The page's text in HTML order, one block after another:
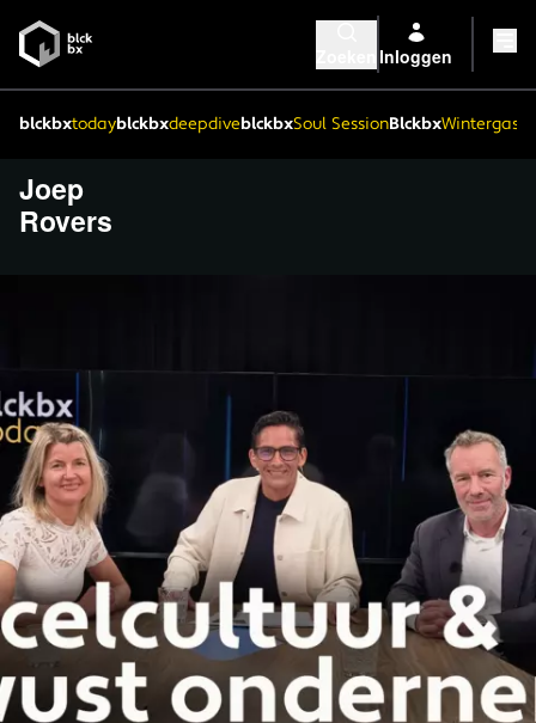
Inloggen
blckbxtodayblckbxdeepdiveblckbxSoul SessionBlckbx
Joep
Rovers